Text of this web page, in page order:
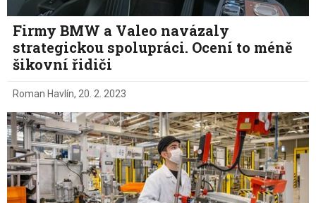
Firmy BMW a Valeo navázaly
strategickou spolupráci. Ocení to méně
šikovní řidiči
Roman Havlín, 20. 2. 2023